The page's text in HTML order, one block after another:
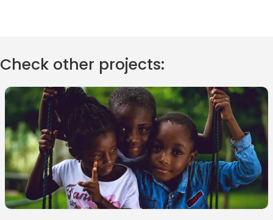
Check other projects: